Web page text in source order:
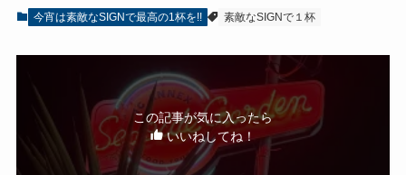
今宵は素敵なSIGNで最高の1杯を!! 素敵なSIGNで１杯
この記事が気に入ったら
いいねしてね！